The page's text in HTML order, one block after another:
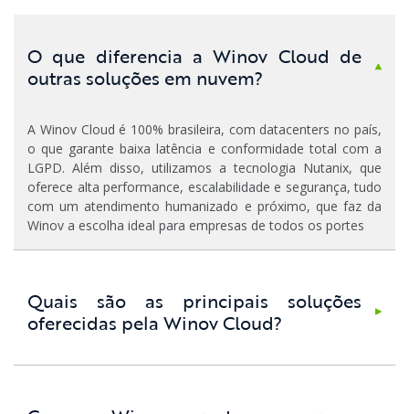
O que diferencia a Winov Cloud de
outras soluções em nuvem?
A Winov Cloud é 100% brasileira, com datacenters no país,
o que garante baixa latência e conformidade total com a
LGPD. Além disso, utilizamos a tecnologia Nutanix, que
oferece alta performance, escalabilidade e segurança, tudo
com um atendimento humanizado e próximo, que faz da
Winov a escolha ideal para empresas de todos os portes
Quais são as principais soluções
oferecidas pela Winov Cloud?